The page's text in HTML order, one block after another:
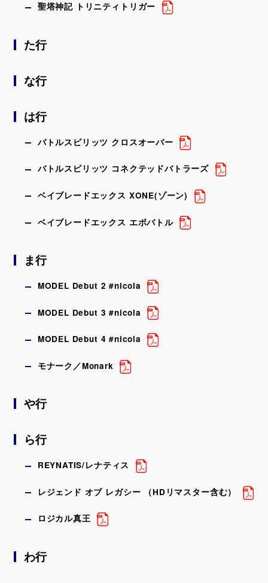
聖塔神記 トリニティトリガー
た行
な行
は行
バトルスピリッツ クロスオーバー
バトルスピリッツ コネクテッドバトラーズ
ベイブレードエックス XONE(ゾーン)
ベイブレードエックス エボバトル
ま行
MODEL Debut 2 #nicola
MODEL Debut 3 #nicola
MODEL Debut 4 #nicola
モナーク／Monark
や行
ら行
REYNATIS/レナティス
レジェンド オブ レガシー （HDリマスター含む）
ロジカル真王
わ行